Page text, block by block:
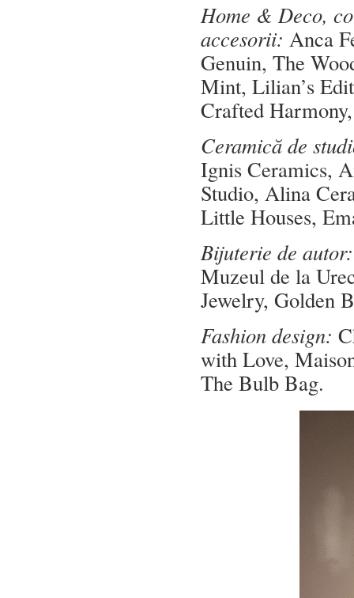
Home & Deco,
accesorii: Anca
Genuin, The
Mint, Lilian’s
Crafted
Ceramică de
Ignis Ceramics,
Studio, Alina
Little Houses,
Bijuterie de autor:
Muzeul de la
Jewelry, Golden
Fashion design:
with Love,
The Bulb Bag.